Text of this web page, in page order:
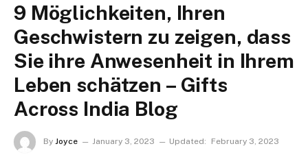
9 Möglichkeiten, Ihren
Geschwistern zu zeigen, dass
Sie ihre Anwesenheit in Ihrem
Leben schätzen – Gifts
Across India Blog
By Joyce January 3, 2023 Updated:
February 3, 2023